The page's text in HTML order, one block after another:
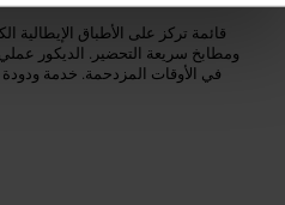
قائمة تركز على الأطباق
ومطابخ سريعة التحضير. الديكور
في الأوقات المزدحمة. خدمة